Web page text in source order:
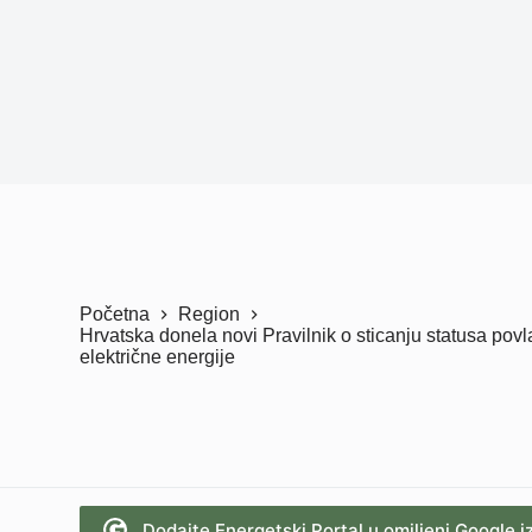
Početna
Region
Hrvatska donela novi Pravilnik o sticanju statusa
električne energije